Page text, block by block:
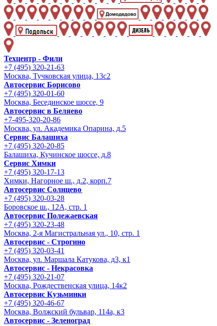
Техцентр - Фили
+7 (495) 320-21-63
Москва, Тучковская улица, 13с2
Автосервис Борисово
+7 (495) 320-01-60
Москва, Бесединское шоссе, 9
Автосервис в Беляево
+7-495-320-20-86
Москва, ул. Академика Опарина, д.5
Сервис Балашиха
+7 (495) 320-20-85
Балашиха, Кучинское шоссе, д.8
Сервис Химки
+7 (495) 320-17-13
Химки, Нагорное ш., д.2, корп.7
Автосервис Солнцево
+7 (495) 320-03-28
Боровское ш., 12А, стр. 1
Автосервис Полежаевская
+7 (495) 320-23-48
Москва, 2-я Магистральная ул., 10, стр. 1
Автосервис - Строгино
+7 (495) 320-03-41
Москва, ул. Маршала Катукова, д3, к1
Автосервис - Некрасовка
+7 (495) 320-21-07
Москва, Рождественская улица, 14к2
Автосервис Кузьминки
+7 (495) 320-46-67
Москва, Волжский бульвар, 114а, к3
Автосервис - Зеленоград